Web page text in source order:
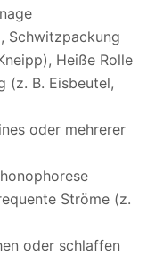
Schwitzpackung
Heiße Rolle
(z. B. Eisbeutel,
oder mehrerer
Ströme (z.
oder schlaffen